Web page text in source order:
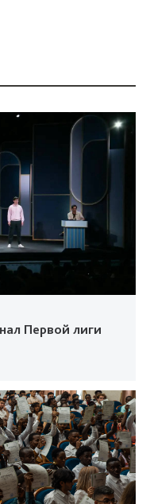
Первой лиги